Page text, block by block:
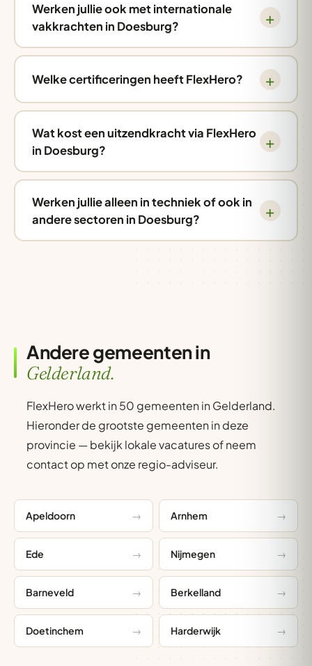
Werken jullie ook met internationale
vakkrachten in Doesburg?
Welke certificeringen heeft FlexHero?
Wat kost een uitzendkracht via FlexHero
in Doesburg?
Werken jullie alleen in techniek of ook in
andere sectoren in Doesburg?
Andere gemeenten in
Gelderland.
FlexHero werkt in 50 gemeenten in Gelderland.
Hieronder de grootste gemeenten in deze
provincie — bekijk lokale vacatures of neem
contact op met onze regio-adviseur.
Apeldoorn Arnhem
Ede Nijmegen
Barneveld Berkelland
Doetinchem Harderwijk